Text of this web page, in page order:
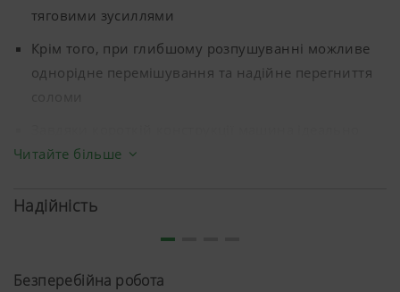
тяговими зусиллями
Крім того, при глибшому розпушуванні можливе
однорідне перемішування та надійне перегниття
пристосовується до дуже горбистої місцевості
Читайте більше
Надійність
Безперебійна робота